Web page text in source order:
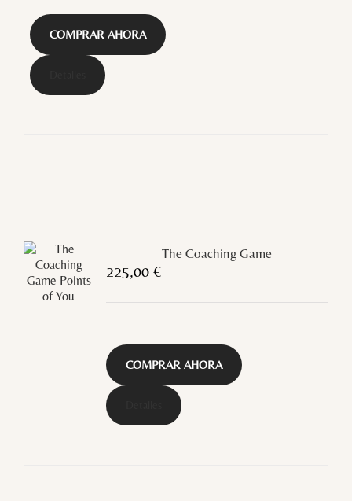
COMPRAR AHORA
The Coaching Game
225,00 €
COMPRAR AHORA